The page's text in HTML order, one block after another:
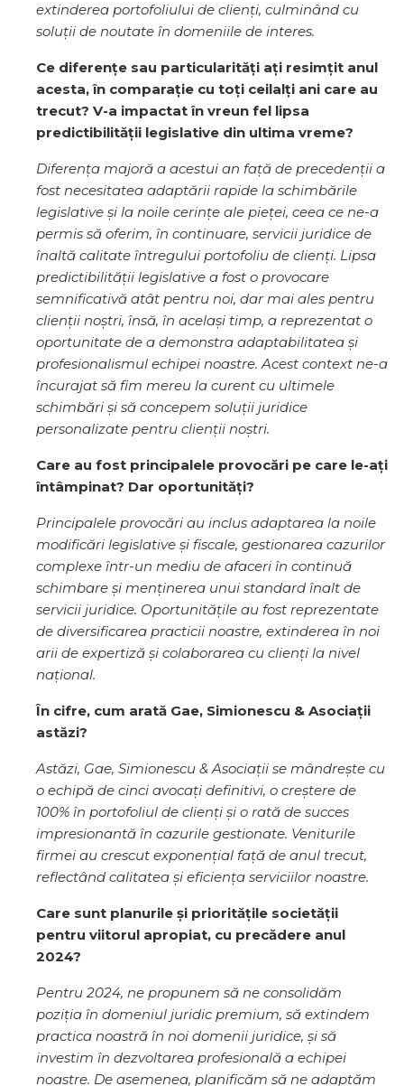
extinderea portofoliului de clienți, culminând cu
soluții de noutate în domeniile de interes.
Ce diferențe sau particularități ați resimțit anul
acesta, în comparație cu toți ceilalți ani care au
trecut? V-a impactat în vreun fel lipsa
predictibilității legislative din ultima vreme?
Diferența majoră a acestui an față de precedenții a
fost necesitatea adaptării rapide la schimbările
legislative și la noile cerințe ale pieței, ceea ce ne-a
permis să oferim, în continuare, servicii juridice de
înaltă calitate întregului portofoliu de clienți. Lipsa
predictibilității legislative a fost o provocare
semnificativă atât pentru noi, dar mai ales pentru
clienții noștri, însă, în același timp, a reprezentat o
oportunitate de a demonstra adaptabilitatea și
profesionalismul echipei noastre. Acest context ne-a
încurajat să fim mereu la curent cu ultimele
schimbări și să concepem soluții juridice
personalizate pentru clienții noștri.
Care au fost principalele provocări pe care le-ați
întâmpinat? Dar oportunități?
Principalele provocări au inclus adaptarea la noile
modificări legislative și fiscale, gestionarea cazurilor
complexe într-un mediu de afaceri în continuă
schimbare și menținerea unui standard înalt de
servicii juridice. Oportunitățile au fost reprezentate
de diversificarea practicii noastre, extinderea în noi
arii de expertiză și colaborarea cu clienți la nivel
național.
În cifre, cum arată Gae, Simionescu & Asociații
astăzi?
Astăzi, Gae, Simionescu & Asociații se mândrește cu
o echipă de cinci avocați definitivi, o creștere de
100% în portofoliul de clienți și o rată de succes
impresionantă în cazurile gestionate. Veniturile
firmei au crescut exponențial față de anul trecut,
reflectând calitatea și eficiența serviciilor noastre.
Care sunt planurile și prioritățile societății
pentru viitorul apropiat, cu precădere anul
2024?
Pentru 2024, ne propunem să ne consolidăm
poziția în domeniul juridic premium, să extindem
practica noastră în noi domenii juridice, și să
investim în dezvoltarea profesională a echipei
noastre. De asemenea, planificăm să ne adaptăm